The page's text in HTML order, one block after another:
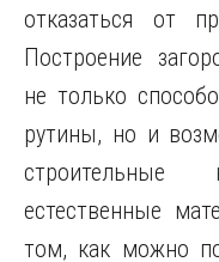
отказаться от
Построение
не только
рутины, но и
естественные
том, как можно